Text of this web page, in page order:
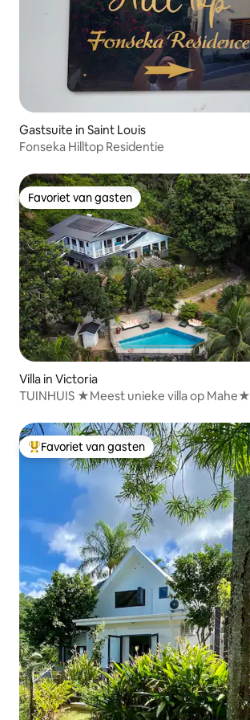
Gastsuite in Saint Louis
Fonseka Hilltop Residentie
Favoriet van gasten
Favoriet van gasten
Villa in Victoria
TUINHUIS ★Meest unieke villa op Mahe★
Topfavoriet van gasten
Favoriet van gasten